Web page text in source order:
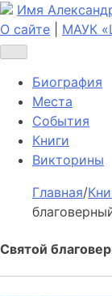
Имя
О сайте
МАУК
Биография
Места
События
Книги
Викторины
Главная/
Святой